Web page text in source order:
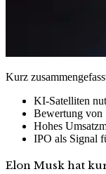
Kurz
KI-Satelliten
Bewertung von
Hohes
IPO als Signal
Elon Musk hat